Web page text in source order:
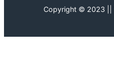
Copyright © 2023 ||